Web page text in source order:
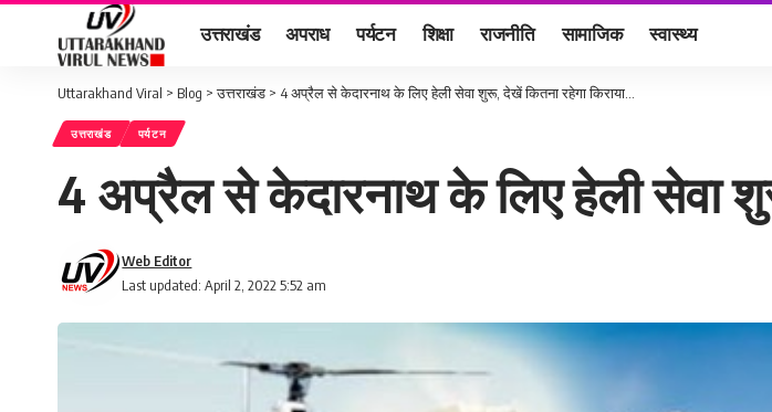
उत्तराखंड अपराध पर्यटन शिक्षा राजनीति सामाजिक स्वास्थ्य
Uttarakhand Viral > Blog >उत्तराखंड > 4 अप्रैल से केदारनाथ के लिए हेली सेवा शुरू, देखें कितना रहेगा किराया…
उत्तराखंड पर्यटन
4 अप्रैल से केदारनाथ के लिए हेली सेवा
Last updated: April 2, 2022 5:52 am
Web Editor